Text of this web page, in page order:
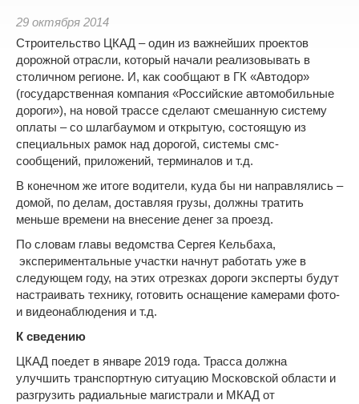
29 октября 2014
Строительство ЦКАД – один из важнейших проектов
дорожной отрасли, который начали реализовывать в
столичном регионе. И, как сообщают в ГК «Автодор»
(государственная компания «Российские автомобильные
дороги»), на новой трассе сделают смешанную систему
оплаты – со шлагбаумом и открытую, состоящую из
специальных рамок над дорогой, системы смс-
сообщений, приложений, терминалов и т.д.
В конечном же итоге водители, куда бы ни направлялись –
домой, по делам, доставляя грузы, должны тратить
меньше времени на внесение денег за проезд.
По словам главы ведомства Сергея Кельбаха,
экспериментальные участки начнут работать уже в
следующем году, на этих отрезках дороги эксперты будут
настраивать технику, готовить оснащение камерами фото-
и видеонаблюдения и т.д.
К сведению
ЦКАД поедет в январе 2019 года. Трасса должна
улучшить транспортную ситуацию Московской области и
разгрузить радиальные магистрали и МКАД от